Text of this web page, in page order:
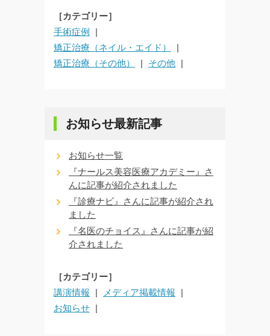
［カテゴリー］
手術症例
矯正治療（ネイル・エイド）
矯正治療（その他）
その他
お知らせ最新記事
お知らせ一覧
『ナールス美容医療アカデミー』さ
んに記事が紹介されました
『診療ナビ』さんに記事が紹介され
ました
『名医のチョイス』さんに記事が紹
介されました
［カテゴリー］
講演情報
メディア掲載情報
お知らせ